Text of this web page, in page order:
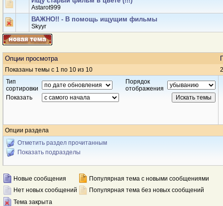
Аstarot999
ВАЖНО!! - В помощь ищущим фильмы
Skyyr
Опции просмотра
Показаны темы с 1 по 10 из 10
Тип
сортировки
Порядок
отображения
Показать
Опции раздела
Отметить раздел прочитанным
Показать подразделы
Новые сообщения
Популярная тема с новыми сообщениями
Нет новых сообщений
Популярная тема без новых сообщений
Тема закрыта